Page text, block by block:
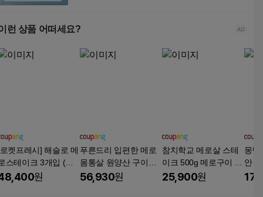
런 상품 어떠세요?
켓프레시] 해슬로 메
스테이크 3개입 (냉
)
원
푸른드리 입편한 메로
몸통살 원양산 구이용
스테이크용, 2개, 500g
56,930원
참치학교 메로살 스테
이크 500g 메로구이 스
테이크용 목살 영양반
25,900원
몽땅
안